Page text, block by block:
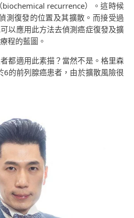
recurrence）。這時候
測復發的位置及其擴散。而接受過
以應用此方法去偵測癌症復發及擴
程的藍圖。
都適用此素描？當然不是。格里森
6的前列腺癌患者，由於擴散風險很